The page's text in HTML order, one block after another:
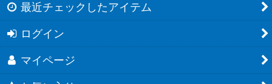
最近チェックしたアイテム
ログイン
マイページ